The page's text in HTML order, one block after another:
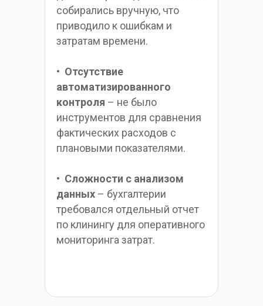
собирались вручную, что
приводило к ошибкам и
затратам времени.
• Отсутствие
автоматизированного
контроля – не было
инструментов для сравнения
фактических расходов с
плановыми показателями.
• Сложности с анализом
данных – бухгалтерии
требовался отдельный отчет
по клинингу для оперативного
мониторинга затрат.